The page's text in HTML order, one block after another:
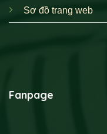
Sơ đồ trang web
Fanpage